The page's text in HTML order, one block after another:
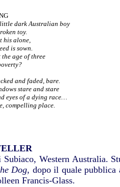
dark Australian boy
toy.
his alone,
is sown.
age of three
and faded, bare.
stare and stare
eyes of a dying race…
compelling place.
Western Australia.
Dog, dopo il quale
Francis-Glass.